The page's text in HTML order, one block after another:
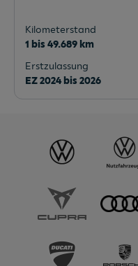
Kilometerstand
1 bis 49.689 km
Erstzulassung
EZ 2024 bis 2026